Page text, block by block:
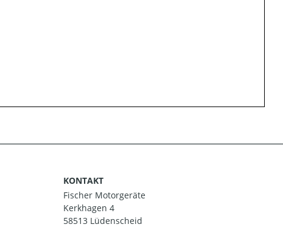
KONTAKT
Fischer Motorgeräte
Kerkhagen 4
58513 Lüdenscheid